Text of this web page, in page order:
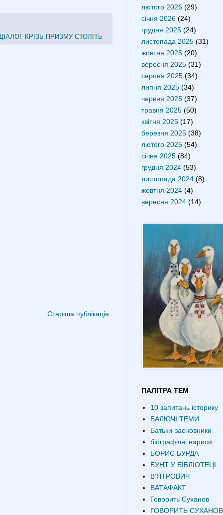
КРІЗЬ ПРИЗМУ СТОЛІТЬ
Старіша публікація
лютого 2026 (29)
січня 2026 (24)
грудня 2025 (24)
листопада 2025 (31)
жовтня 2025 (20)
вересня 2025 (31)
серпня 2025 (34)
липня 2025 (34)
червня 2025 (37)
травня 2025 (50)
квітня 2025 (17)
березня 2025 (38)
лютого 2025 (54)
січня 2025 (84)
грудня 2024 (53)
листопада 2024 (8)
жовтня 2024 (4)
вересня 2024 (14)
ПАЛІТРА ТЕМ
10 запитань історику
БАЛЮЧІ ТЕМИ
Батьки-засновники
біографічні нариси
БОРИС БУРДА
БУНТ У БІБЛІОТЕЦІ
В‘ЯТРОВИЧ
ВАТАФАКТ
Говорить Суханов
ГОВОРИТЬ СУХАНОВ